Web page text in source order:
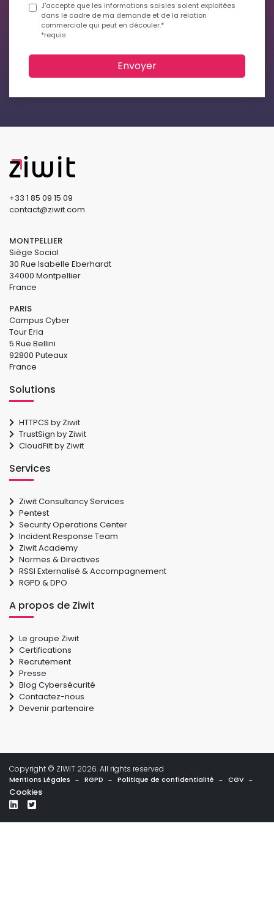
J'accepte que les informations saisies soient exploitées
dans le cadre de ma demande et de la relation
commerciale qui peut en découler.*
*requis
Envoyer
+33 1 85 09 15 09
contact@ziwit.com
MONTPELLIER
Siège Social
30 Rue Isabelle Eberhardt
34000 Montpellier
France
PARIS
Campus Cyber
Tour Eria
5 Rue Bellini
92800 Puteaux
France
Solutions
HTTPCS by Ziwit
TrustSign by Ziwit
CloudFilt by Ziwit
Services
Ziwit Consultancy Services
Pentest
Security Operations Center
Incident Response Team
Ziwit Academy
Normes & Directives
RSSI Externalisé & Accompagnement
RGPD & DPO
A propos de Ziwit
Le groupe Ziwit
Certifications
Recrutement
Presse
Blog Cybersécurité
Contactez-nous
Devenir partenaire
Copyright © ZIWIT 2026. All rights reserved
Mentions Légales - RGPD - Politique de confidentialité - CGV -
Cookies